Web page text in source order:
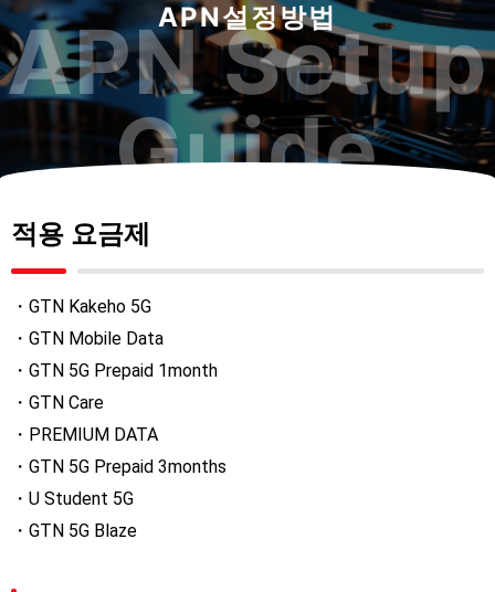
APN설정방법
APN Setup
Guide
적용 요금제
・GTN Kakeho 5G
・GTN Mobile Data
・GTN 5G Prepaid 1month
・GTN Care
・PREMIUM DATA
・GTN 5G Prepaid 3months
・U Student 5G
・GTN 5G Blaze